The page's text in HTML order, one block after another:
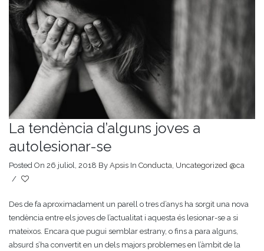
La tendència d’alguns joves a
autolesionar-se
Posted On 26 juliol, 2018 By Apsis In Conducta, Uncategorized @ca
/
Des de fa aproximadament un parell o tres d’anys ha sorgit una nova
tendència entre els joves de l’actualitat i aquesta és lesionar-se a si
mateixos. Encara que pugui semblar estrany, o fins a para alguns,
absurd s’ha convertit en un dels majors problemes en l’àmbit de la